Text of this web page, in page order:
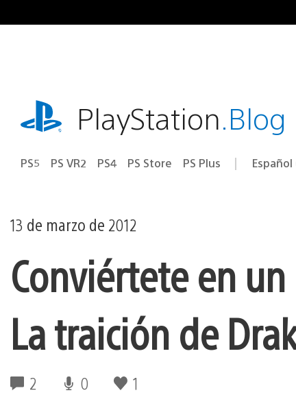
al
playstation.comPlayStation.Blog
PS5 PS VR2 PS4 PS Store PS Plus Región
Español
13 de marzo de 2012
Conviértete en
La traición de
2 0 1